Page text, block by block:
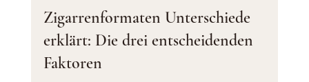
Zigarrenformaten Unterschiede
erklärt: Die drei entscheidenden
Faktoren